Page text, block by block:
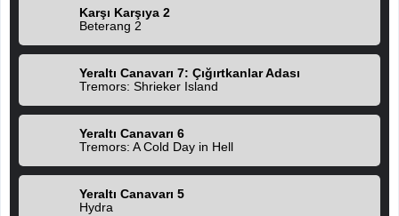
Karşı Karşıya 2
Beterang 2
Yeraltı Canavarı 7: Çığırtkanlar Adası
Tremors: Shrieker Island
Yeraltı Canavarı 6
Tremors: A Cold Day in Hell
Yeraltı Canavarı 5
Hydra